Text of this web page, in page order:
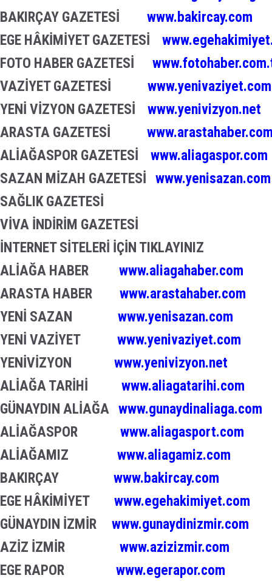
BAKIRÇAY GAZETESİ www.bakircay.com
EGE HÂKİMİYET GAZETESİ
FOTO HABER GAZETESİ
VAZİYET GAZETESİ www.yenivaziyet.com
YENİ VİZYON GAZETESİ
www.yenivizyon.net
ARASTA GAZETESİ
ALİAĞASPOR GAZETESİ
www.aliagaspor.com
SAZAN MİZAH GAZETESİ www.yenisazan.com
SAĞLIK GAZETESİ
VİVA İNDİRİM GAZETESİ
İNTERNET SİTELERİ İÇİN TIKLAYINIZ
ALİAĞA HABER www.aliagahaber.com
ARASTA HABER www.arastahaber.com
YENİ SAZAN www.yenisazan.com
YENİ VAZİYET www.yenivaziyet.com
YENİVİZYON www.yenivizyon.net
ALİAĞA TARİHİ www.aliagatarihi.com
GÜNAYDIN ALİAĞA www.gunaydinaliaga.com
ALİAĞASPOR www.aliagasport.com
ALİAĞAMIZ www.aliagamiz.com
BAKIRÇAY www.bakircay.com
EGE HÂKİMİYET www.egehakimiyet.com
GÜNAYDIN İZMİR www.gunaydinizmir.com
AZİZ İZMİR www.azizizmir.com
EGE RAPOR www.egerapor.com